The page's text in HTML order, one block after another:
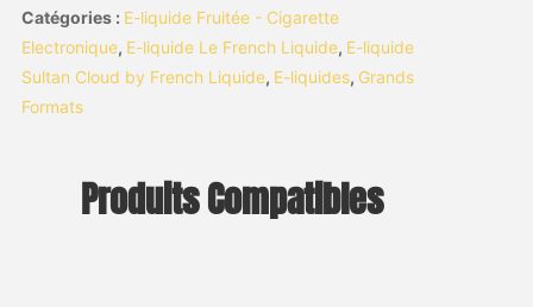
Catégories : E-liquide Fruitée - Cigarette
Electronique, E-liquide Le French Liquide, E-liquide
Sultan Cloud by French Liquide, E-liquides, Grands
Formats
Produits Compatibles